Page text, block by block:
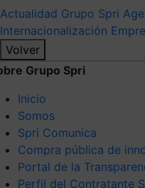
Actualidad Grupo Spri
Internacionalización
Volver
Grupo Spri
Inicio
Somos
Spri Comunica
Compra pública de
Portal de la
Perfil del Contratante